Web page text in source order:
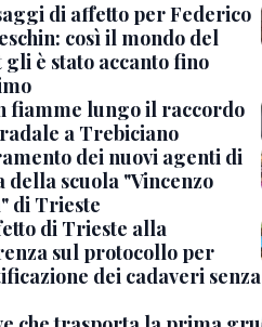
di affetto per Federico
così il mondo del
gli è stato accanto fino
fiamme lungo il raccordo
a Trebiciano
dei nuovi agenti di
della scuola "Vincenzo
di Trieste
di Trieste alla
sul protocollo per
dei cadaveri senza